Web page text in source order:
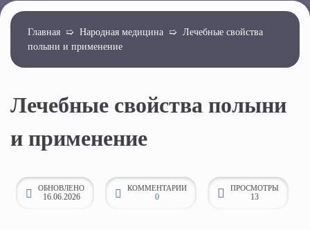
н
Главная ➯ Народная медицина ➯ Лечебные свойства
полыни и применение
Лечебные свойства полыни
и применение
ОБНОВЛЕНО
16.06.2026
КОММЕНТАРИИ
0
ПРОСМОТРЫ
13